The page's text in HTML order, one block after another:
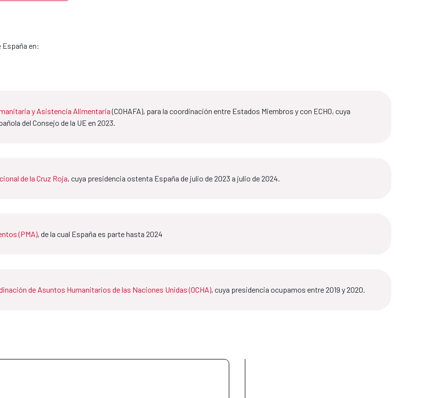
en:
y Asistencia Alimentaria(COHAFA), para la coordinación entre Estados Miembros y con ECHO, cuya
del Consejo de la UE en 2023.
de la Cruz Roja, cuya presidencia ostenta España de julio de 2023 a julio de 2024.
(PMA), de la cual España es parte hasta 2024
de Asuntos Humanitarios de las Naciones Unidas (OCHA), cuya presidencia ocupamos entre 2019 y 2020.